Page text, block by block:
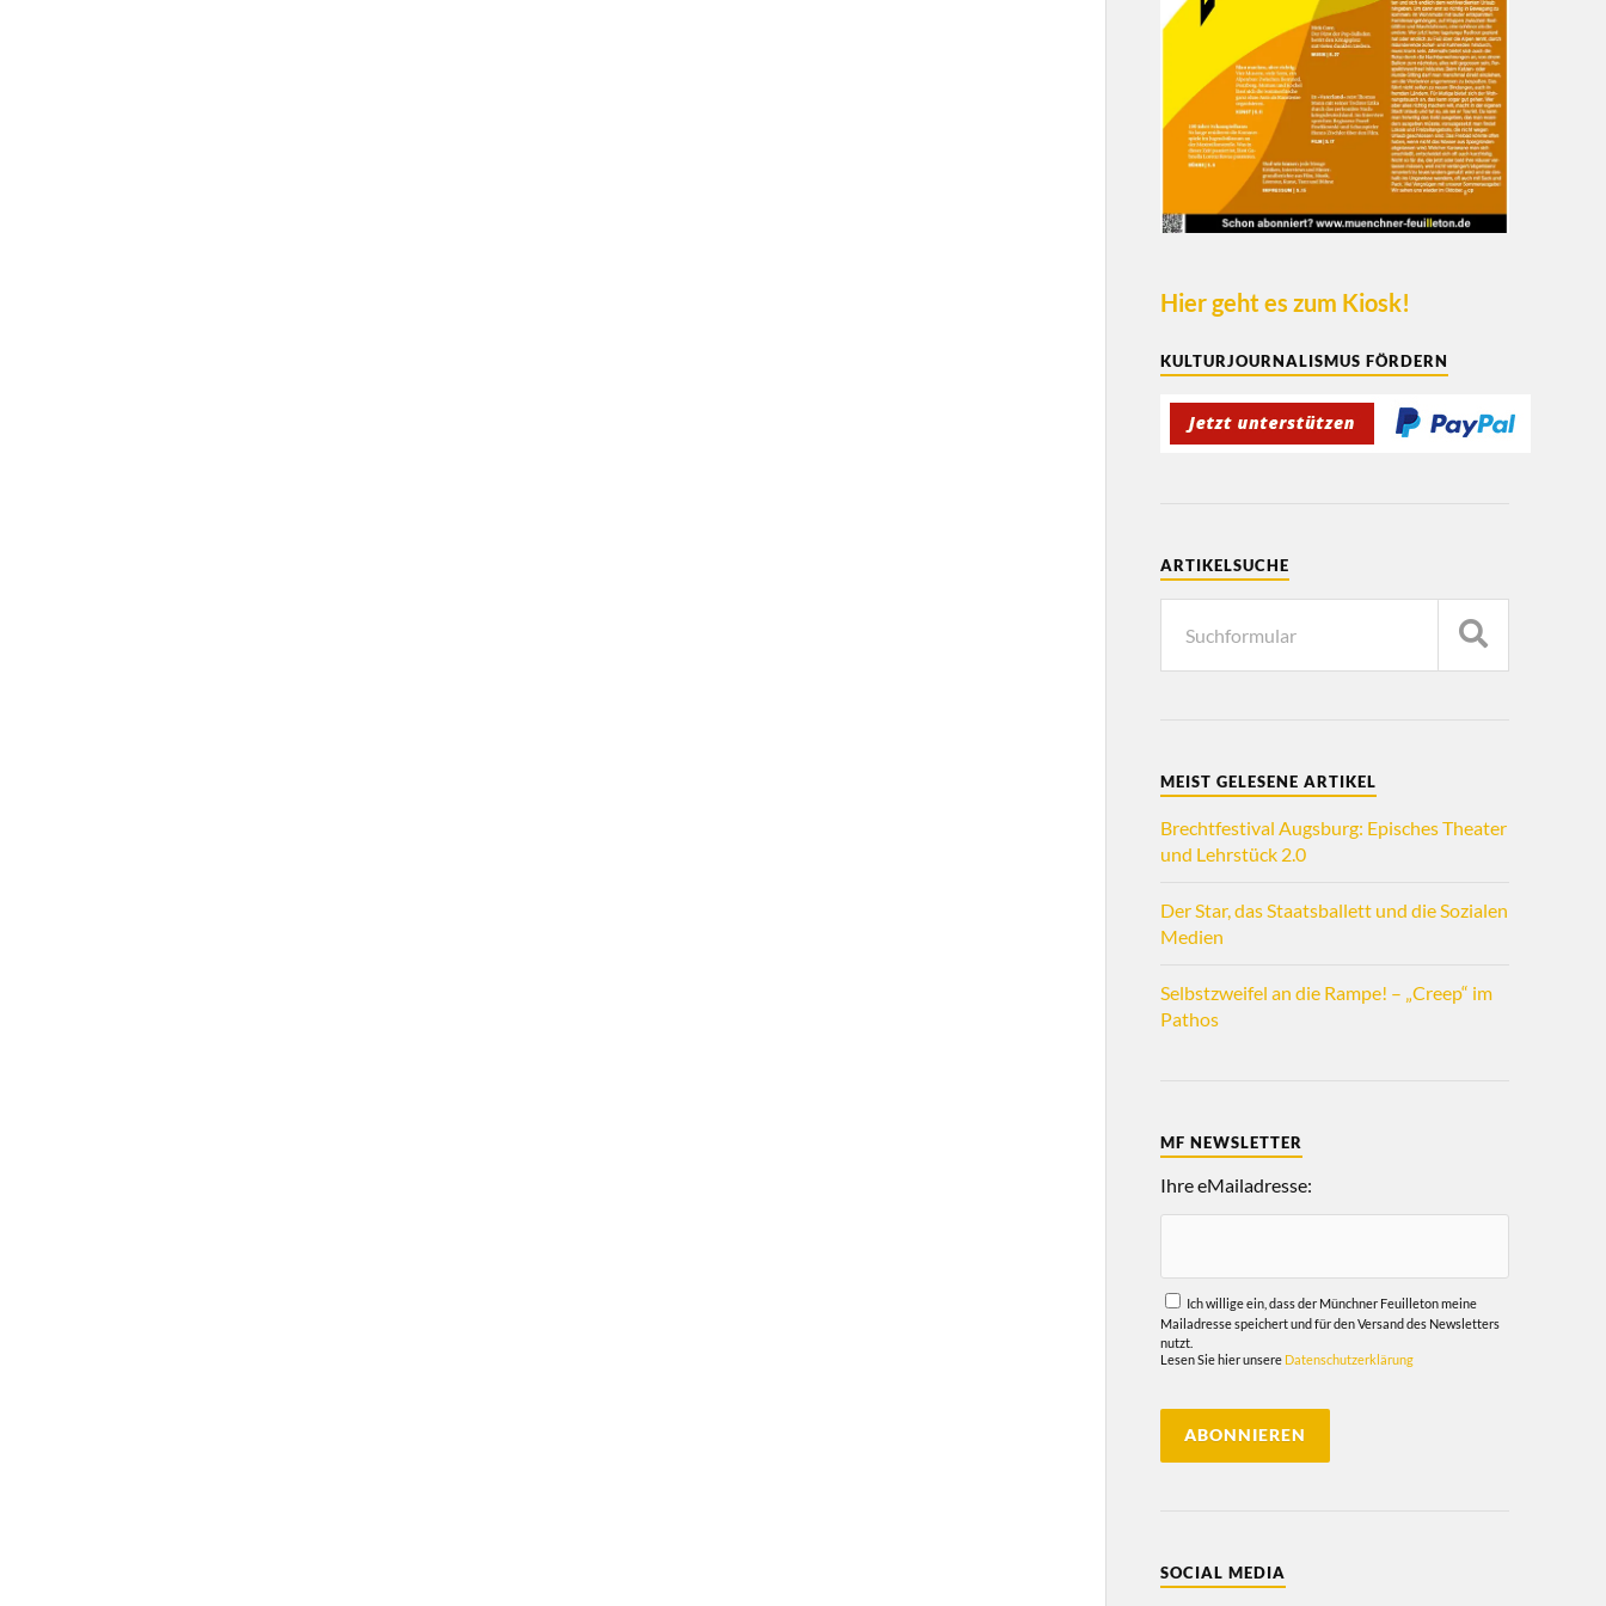
Hier geht es zum Kiosk!
KULTURJOURNALISMUS FÖRDERN
ARTIKELSUCHE
MEIST GELESENE ARTIKEL
Brechtfestival Augsburg: Episches Theater
und Lehrstück 2.0
Der Star, das Staatsballett und die Sozialen
Medien
Selbstzweifel an die Rampe! – „Creep“ im
Pathos
MF NEWSLETTER
Ihre eMailadresse:
Ich willige ein, dass der Münchner Feuilleton meine
Mailadresse speichert und für den Versand des Newsletters
nutzt.
Lesen Sie hier unsere Datenschutzerklärung
SOCIAL MEDIA